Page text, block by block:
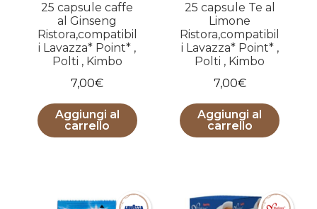
25 capsule caffe
al Ginseng
Ristora,compatibil
i Lavazza* Point* ,
Polti , Kimbo
7,00€
Aggiungi al
carrello
25 capsule Te al
Limone
Ristora,compatibil
i Lavazza* Point* ,
Polti , Kimbo
7,00€
Aggiungi al
carrello